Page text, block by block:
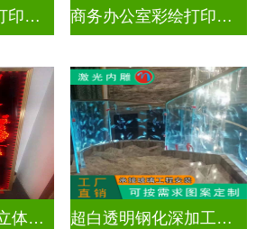
定制透明静电uv打印玻璃 商务办公室彩绘打印玻璃
酒吧饭店ktv商场立体激光内雕屏风 超白透明钢化深加工激光内雕精雕